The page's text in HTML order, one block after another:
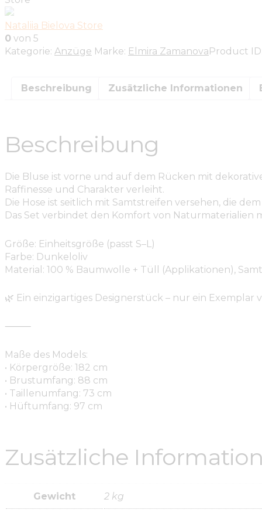
Nataliia Bielova Store
0 von 5
Kategorie: Anzüge Marke: Elmira ZamanovaProduct
Beschreibung Zusätzliche Informationen
Beschreibung
Die Bluse ist vorne und auf dem Rücken mit
Raffinesse und Charakter verleiht.
Die Hose ist seitlich mit Samtstreifen versehen, die
Das Set verbindet den Komfort von Naturmaterialien
Größe: Einheitsgröße (passt S–L)
Farbe: Dunkeloliv
Material: 100 % Baumwolle + Tüll (Applikationen),
🌿 Ein einzigartiges Designerstück – nur ein Exemplar
⸻
Maße des Models:
• Körpergröße: 182 cm
• Brustumfang: 88 cm
• Taillenumfang: 73 cm
• Hüftumfang: 97 cm
Zusätzliche
Gewicht 2 kg